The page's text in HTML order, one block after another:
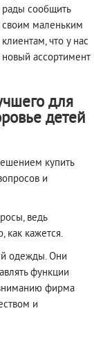
рады сообщить
своим маленьким
клиентам, что у нас
новый ассортимент
для
детей
купить
и
ведь
как кажется.
одежды. Они
функции
фирма
и